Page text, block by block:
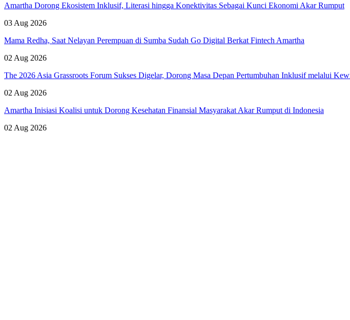
Amartha Dorong Ekosistem Inklusif, Literasi hingga Konektivitas Sebagai Kunci Ekonomi Akar Rumput
03 Aug 2026
Mama Redha, Saat Nelayan Perempuan di Sumba Sudah Go Digital Berkat Fintech Amartha
02 Aug 2026
The 2026 Asia Grassroots Forum Sukses Digelar, Dorong Masa Depan Pertumbuhan Inklusif melalui
02 Aug 2026
Amartha Inisiasi Koalisi untuk Dorong Kesehatan Finansial Masyarakat Akar Rumput di Indonesia
02 Aug 2026